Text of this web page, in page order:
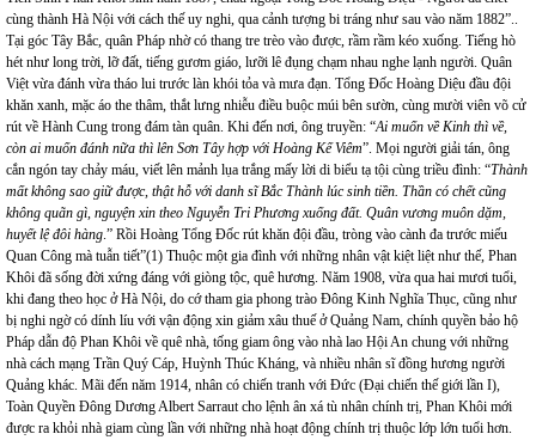
cùng thành Hà Nội với cách thế uy nghi, qua cảnh tượng bi tráng như sau vào năm 1882”..
Tại góc Tây Bắc, quân Pháp nhờ có thang tre trèo vào được, rầm rầm kéo xuống. Tiếng hò
hét như long trời, lỡ đất, tiếng gươm giáo, lưỡi lê đụng chạm nhau nghe lạnh người. Quân
Việt vừa đánh vừa tháo lui trước làn khói tỏa và mưa đạn. Tổng Đốc Hoàng Diệu đầu đội
khăn xanh, mặc áo the thâm, thắt lưng nhiễu điều buộc múi bên sườn, cùng mười viên võ cử
rút về Hành Cung trong đám tàn quân. Khi đến nơi, ông truyền: “Ai muốn về Kinh thì về,
còn ai muốn đánh nữa thì lên Sơn Tây hợp với Hoàng Kế Viêm”. Mọi người giải tán, ông
cắn ngón tay chảy máu, viết lên mảnh lụa trắng mấy lời di biểu tạ tội cùng triều đình: “Thành
mất không sao giữ được, thật hỗ với danh sĩ Bắc Thành lúc sinh tiền. Thần có chết cũng
không quãn gì, nguyện xin theo Nguyễn Tri Phương xuống đất. Quân vương muôn dặm,
huyết lệ đôi hàng.” Rồi Hoàng Tổng Đốc rút khăn đội đầu, tròng vào cành đa trước miếu
Quan Công mà tuẫn tiết”(1) Thuộc một gia đình với những nhân vật kiệt liệt như thế, Phan
Khôi đã sống đời xứng đáng với giòng tộc, quê hương. Năm 1908, vừa qua hai mươi tuổi,
khi đang theo học ở Hà Nội, do cớ tham gia phong trào Đông Kinh Nghĩa Thục, cũng như
bị nghi ngờ có dính líu với vận động xin giảm xâu thuế ở Quảng Nam, chính quyền bảo hộ
Pháp dẫn độ Phan Khôi về quê nhà, tống giam ông vào nhà lao Hội An chung với những
nhà cách mạng Trần Quý Cáp, Huỳnh Thúc Kháng, và nhiều nhân sĩ đồng hương người
Quảng khác. Mãi đến năm 1914, nhân có chiến tranh với Đức (Đại chiến thế giới lần I),
Toàn Quyền Đông Dương Albert Sarraut cho lệnh ân xá tù nhân chính trị, Phan Khôi mới
được ra khỏi nhà giam cùng lần với những nhà hoạt động chính trị thuộc lớp lớn tuổi hơn.